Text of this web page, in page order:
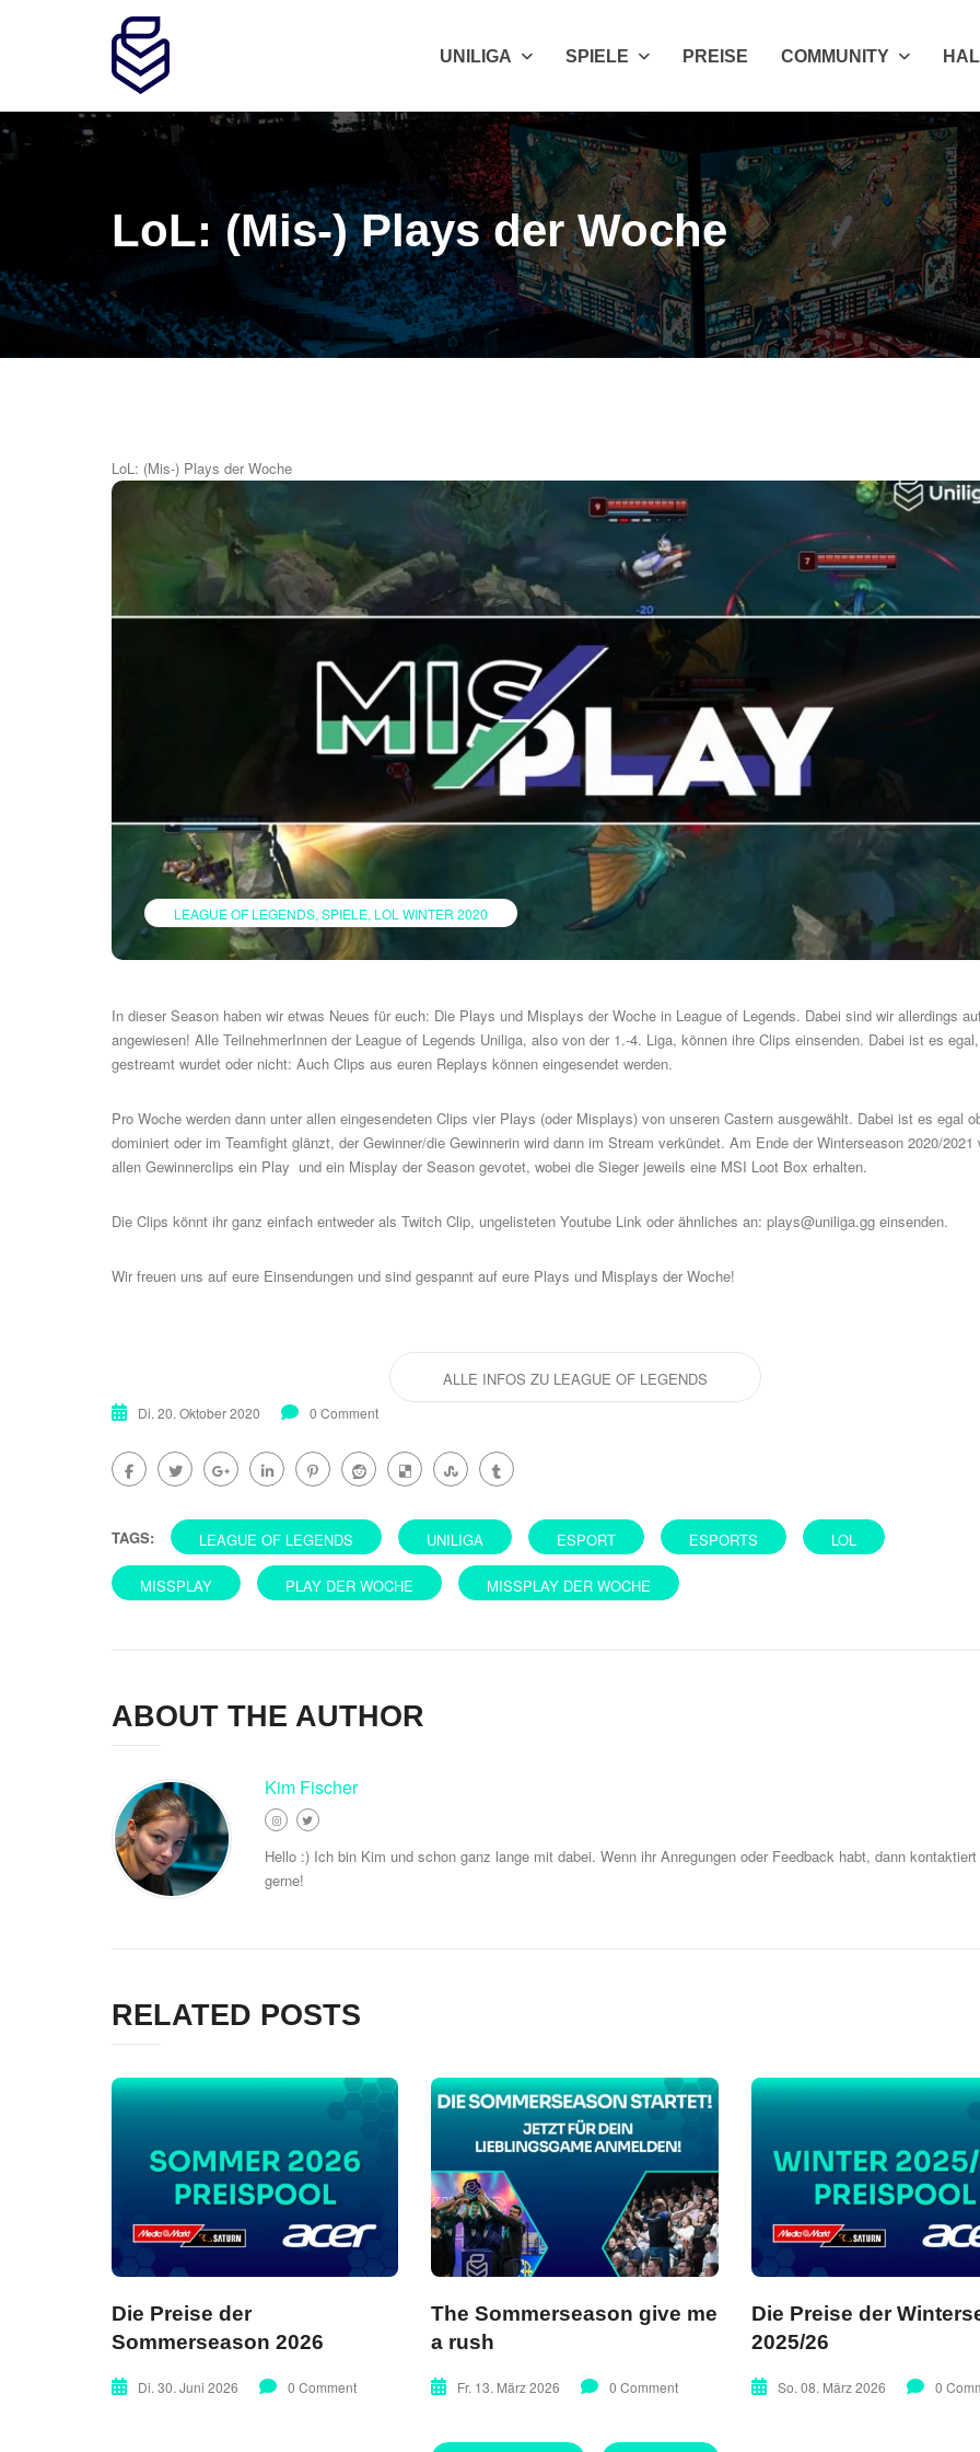
UNILIGA SPIELE PREISE COMMUNITY
LoL: (Mis-) Plays der Woche
LoL: (Mis-) Plays der Woche
LEAGUE OF LEGENDS SPIELE LOL WINTER 2020
In dieser Season haben wir etwas Neues für euch: Die Plays und Misplays der Woche in League of Legends. Dabei sind wir allerdings
angewiesen! Alle TeilnehmerInnen der League of Legends Uniliga, also von der 1.-4. Liga, können ihre Clips einsenden. Dabei ist es
gestreamt wurdet oder nicht: Auch Clips aus euren Replays können eingesendet werden.
Pro Woche werden dann unter allen eingesendeten Clips vier Plays (oder Misplays) von unseren Castern ausgewählt. Dabei ist es egal
dominiert oder im Teamfight glänzt, der Gewinner/die Gewinnerin wird dann im Stream verkündet. Am Ende der Winterseason 2020/2021
allen Gewinnerclips ein Play und ein Misplay der Season gevotet, wobei die Sieger jeweils eine MSI Loot Box erhalten.
Die Clips könnt ihr ganz einfach entweder als Twitch Clip, ungelisteten Youtube Link oder ähnliches an: plays@uniliga.gg einsenden.
Wir freuen uns auf eure Einsendungen und sind gespannt auf eure Plays und Misplays der Woche!
ALLE INFOS ZU LEAGUE OF LEGENDS
Di. 20. Oktober 2020 0 Comment
TAGS: LEAGUE OF LEGENDS UNILIGA ESPORT ESPORTS LOL
MISSPLAY PLAY DER WOCHE MISSPLAY DER WOCHE
ABOUT THE AUTHOR
Kim Fischer
Hello :) Ich bin Kim und schon ganz lange mit dabei. Wenn ihr Anregungen oder Feedback habt, dann
gerne!
RELATED POSTS
Die Preise der
Sommerseason 2026
Di. 30. Juni 2026 0 Comment
The Sommerseason give me
a rush
Fr. 13. März 2026 0 Comment
Die Preise der
2025/26
So. 08. März 2026 0